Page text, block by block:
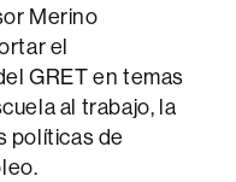
Merino
el
GRET en temas
al trabajo, la
políticas de